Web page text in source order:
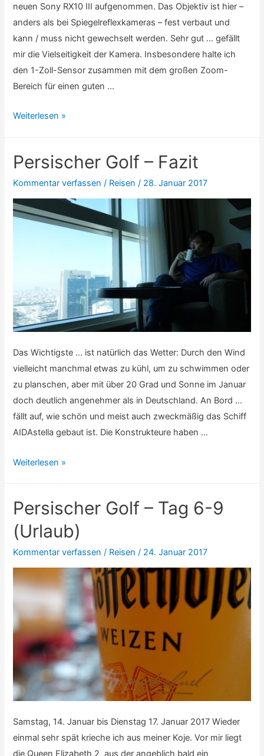
neuen Sony RX10 III aufgenommen. Das Objektiv ist hier –
anders als bei Spiegelreflexkameras – fest verbaut und
kann / muss nicht gewechselt werden. Sehr gut … gefällt
mir die Vielseitigkeit der Kamera. Insbesondere halte ich
den 1-Zoll-Sensor zusammen mit dem großen Zoom-
Bereich für einen guten …
Persischer
Ausrüstung
und
Weiterlesen »
Persischer Golf – Fazit
Kommentar verfassen / Reisen / 28. Januar 2017
Das Wichtigste … ist natürlich das Wetter: Durch den Wind
vielleicht manchmal etwas zu kühl, um zu schwimmen oder
zu planschen, aber mit über 20 Grad und Sonne im Januar
doch deutlich angenehmer als in Deutschland. An Bord …
fällt auf, wie schön und meist auch zweckmäßig das Schiff
AIDAstella gebaut ist. Die Konstrukteure haben …
Persischer
Fazit
Weiterlesen »
Persischer Golf – Tag 6-9
(Urlaub)
Kommentar verfassen / Reisen / 24. Januar 2017
Samstag, 14. Januar bis Dienstag 17. Januar 2017 Wieder
einmal sehr spät krieche ich aus meiner Koje. Vor mir liegt
die Queen Elizabeth 2, aus der angeblich bald ein